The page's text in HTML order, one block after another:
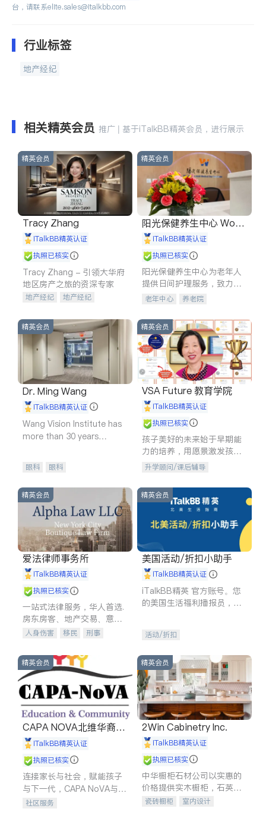
台，请联系elite.sales@italkbb.com
行业标签
地产经纪
相关精英会员 推广 | 基于iTalkBB精英会员，进行展示
精英会员
Tracy Zhang
iTalkBB精英认证
执照已核实
Tracy Zhang - 引领大华府
地区房产之旅的资深专家
地产经纪
地产经纪
商铺租售
开发商建商
精英会员
阳光保健养生中心 World
shine
iTalkBB精英认证
执照已核实
阳光保健养生中心为老年人
提供日间护理服务，致力于
通过持续的护理创新来有效
老年中心 养老院
精英会员
Dr. Ming Wang
iTalkBB精英认证
Wang Vision Institute has
more than 30 years
眼科 眼科
精英会员
VSA Future 教育学院
iTalkBB精英认证
执照已核实
孩子美好的未来始于早期能
力的培养，用愿景激发孩子
的学习潜力和动力。理念：
拥有成长型心态是成功的基
石。
升学顾问/课后辅导
精英会员
爱法律师事务所
iTalkBB精英认证
执照已核实
一站式法律服务，华人首选.
房东房客、地产交易、意外
伤害、车祸重伤、商业诉
建筑合同、刑事案件全包办
人身伤害 移民
刑事
信托/遗嘱
商业
索赔
律师-其它 保释
精英会员
美国活动/折扣小助手
iTalkBB精英认证
iTalkBB精英 官方账号。您
的美国生活福利播报员，精
专属福利。
活动/折扣
精英会员
CAPA NOVA北维华裔家
长会iTalkBB精英认证
执照已核实
连接家长与社会，赋能孩子
与下一代，CAPA NoVA与您
携手建设包容、公平、充满
社区服务
精英会员
2Win Cabinetry Inc.
iTalkBB精英认证
执照已核实
中华橱柜石材公司以实惠的
价格提供实木橱柜，石英石
台面，多种优质不锈钢水
瓷砖橱柜
室内设计